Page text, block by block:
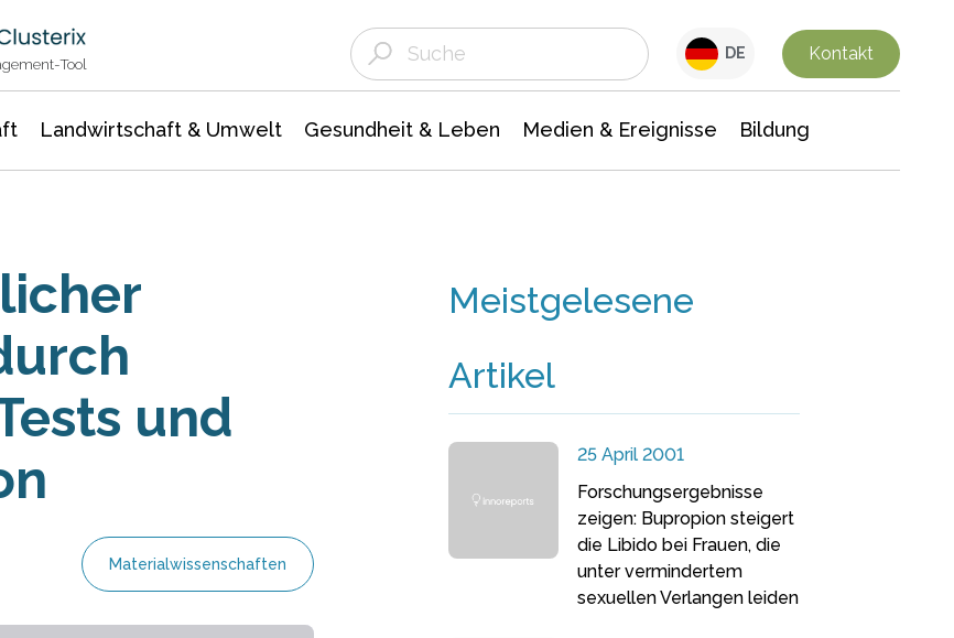
Tool
DE Kontakt
Landwirtschaft & Umwelt Gesundheit & Leben Medien & Ereignisse Bildung
und
Materialwissenschaften
Meistgelesene
Artikel
25 April 2001
Forschungsergebnisse
zeigen: Bupropion steigert
die Libido bei Frauen, die
unter vermindertem
sexuellen Verlangen leiden